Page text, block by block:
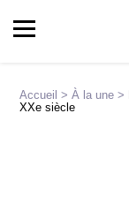
Accueil >À la une >
XXe siècle